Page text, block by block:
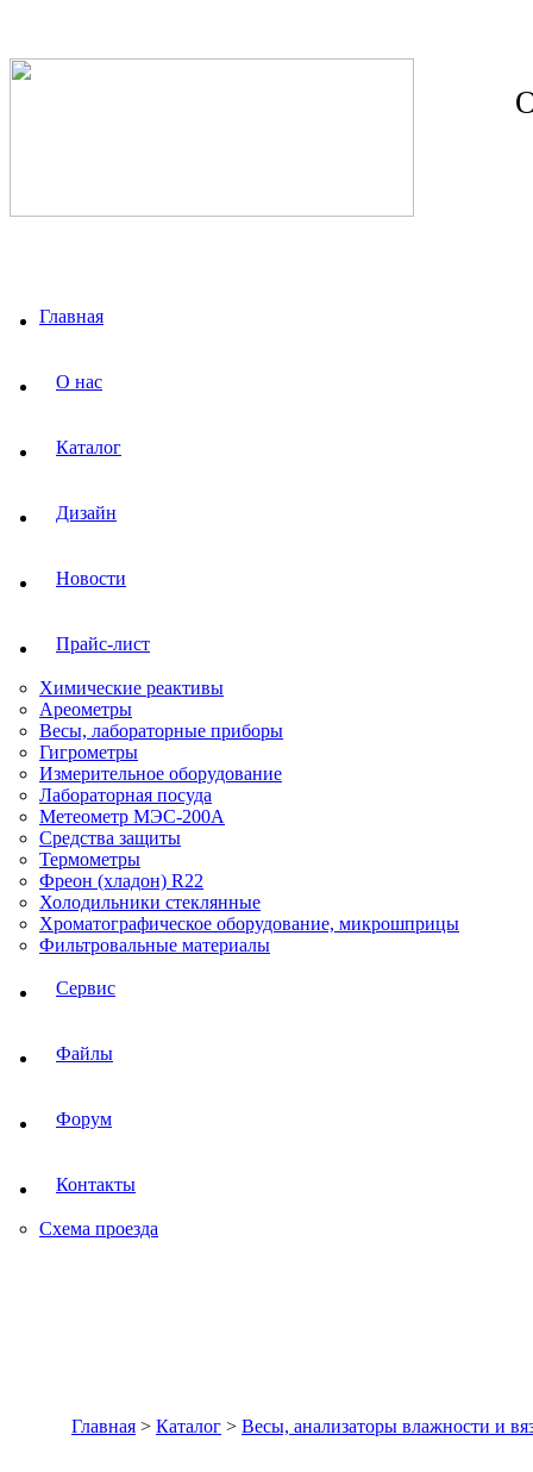
Главная
О нас
Каталог
Дизайн
Новости
Прайс-лист
Химические реактивы
Ареометры
Весы, лабораторные приборы
Гигрометры
Измерительное оборудование
Лабораторная посуда
Метеометр МЭС-200А
Средства защиты
Термометры
Фреон (хладон) R22
Холодильники стеклянные
Хроматографическое оборудование, микрошприцы
Фильтровальные материалы
Сервис
Файлы
Форум
Контакты
Схема проезда
Главная > Каталог > Весы, анализаторы влажности и